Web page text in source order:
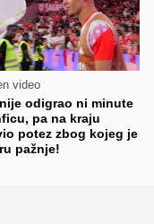
video
odigrao ni minute
pa na kraju
potez zbog kojeg je
pažnje!